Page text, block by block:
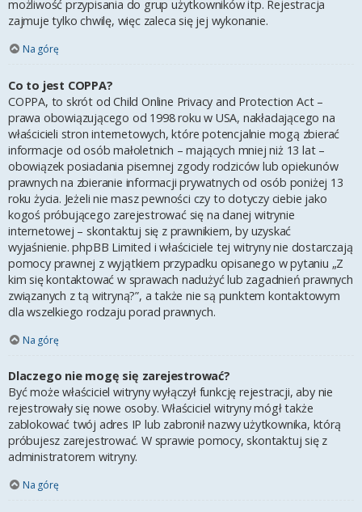
możliwość przypisania do grup użytkowników itp. Rejestracja
zajmuje tylko chwilę, więc zaleca się jej wykonanie.
Na górę
Co to jest COPPA?
COPPA, to skrót od Child Online Privacy and Protection Act –
prawa obowiązującego od 1998 roku w USA, nakładającego na
właścicieli stron internetowych, które potencjalnie mogą zbierać
informacje od osób małoletnich – mających mniej niż 13 lat –
obowiązek posiadania pisemnej zgody rodziców lub opiekunów
prawnych na zbieranie informacji prywatnych od osób poniżej 13
roku życia. Jeżeli nie masz pewności czy to dotyczy ciebie jako
kogoś próbującego zarejestrować się na danej witrynie
internetowej – skontaktuj się z prawnikiem, by uzyskać
wyjaśnienie. phpBB Limited i właściciele tej witryny nie dostarczają
pomocy prawnej z wyjątkiem przypadku opisanego w pytaniu „Z
kim się kontaktować w sprawach nadużyć lub zagadnień prawnych
związanych z tą witryną?”, a także nie są punktem kontaktowym
dla wszelkiego rodzaju porad prawnych.
Na górę
Dlaczego nie mogę się zarejestrować?
Być może właściciel witryny wyłączył funkcję rejestracji, aby nie
rejestrowały się nowe osoby. Właściciel witryny mógł także
zablokować twój adres IP lub zabronił nazwy użytkownika, którą
próbujesz zarejestrować. W sprawie pomocy, skontaktuj się z
administratorem witryny.
Na górę